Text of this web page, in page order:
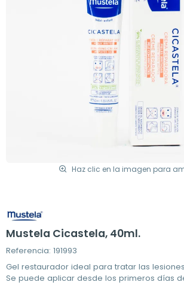
Haz clic en la imagen para
Mustela Cicastela, 40ml.
Referencia: 191993
Gel restaurador ideal para tratar las
Se puede aplicar desde los primeros días